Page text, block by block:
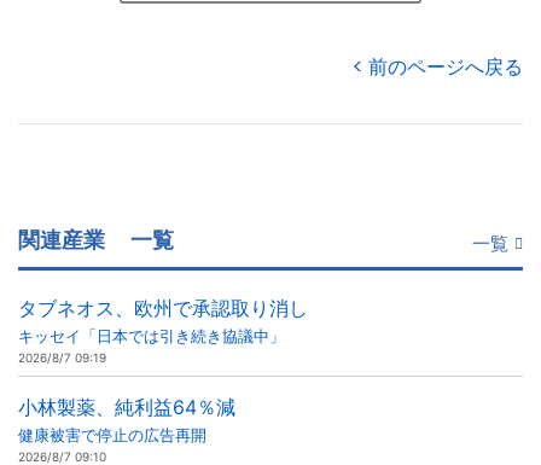
前のページへ戻る
関連産業 一覧 一覧
タブネオス、欧州で承認取り消し
キッセイ「日本では引き続き協議中」
2026/8/7 09:19
小林製薬、純利益64％減
健康被害で停止の広告再開
2026/8/7 09:10